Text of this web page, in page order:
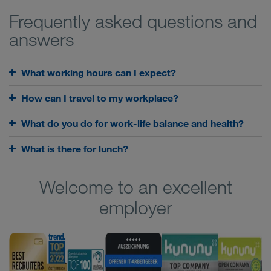
Frequently asked questions and
answers
What working hours can I expect?
How can I travel to my workplace?
What do you do for work-life balance and health?
What is there for lunch?
Welcome to an excellent
employer